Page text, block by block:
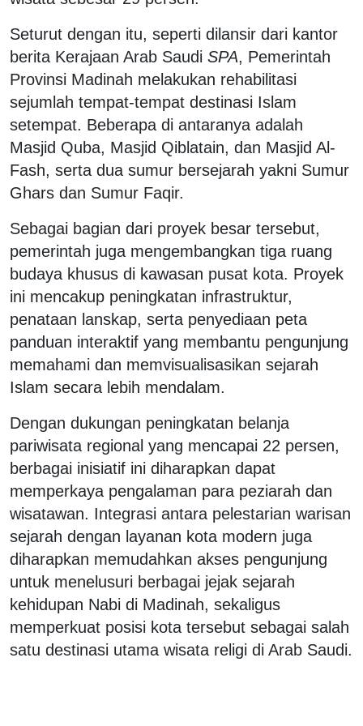
Seturut dengan itu, seperti dilansir dari kantor
berita Kerajaan Arab Saudi SPA, Pemerintah
Provinsi Madinah melakukan rehabilitasi
sejumlah tempat-tempat destinasi Islam
setempat. Beberapa di antaranya adalah
Masjid Quba, Masjid Qiblatain, dan Masjid Al-
Fash, serta dua sumur bersejarah yakni Sumur
Ghars dan Sumur Faqir.
Sebagai bagian dari proyek besar tersebut,
pemerintah juga mengembangkan tiga ruang
budaya khusus di kawasan pusat kota. Proyek
ini mencakup peningkatan infrastruktur,
penataan lanskap, serta penyediaan peta
panduan interaktif yang membantu pengunjung
memahami dan memvisualisasikan sejarah
Islam secara lebih mendalam.
Dengan dukungan peningkatan belanja
pariwisata regional yang mencapai 22 persen,
berbagai inisiatif ini diharapkan dapat
memperkaya pengalaman para peziarah dan
wisatawan. Integrasi antara pelestarian warisan
sejarah dengan layanan kota modern juga
diharapkan memudahkan akses pengunjung
untuk menelusuri berbagai jejak sejarah
kehidupan Nabi di Madinah, sekaligus
memperkuat posisi kota tersebut sebagai salah
satu destinasi utama wisata religi di Arab Saudi.